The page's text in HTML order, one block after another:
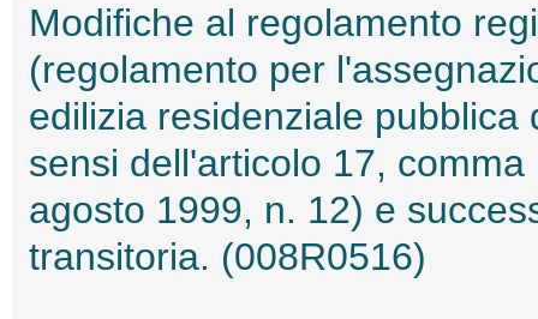
Modifiche al regolamento
(regolamento per
edilizia residenziale
sensi dell'articolo 17,
agosto 1999, n. 12) e
transitoria. (008R0516)